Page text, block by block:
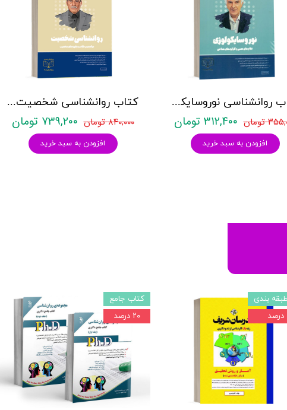
کتاب روانشناسی شخصیت نشر روان آموز زهرا ساعدی
۸۴۰,۰۰۰ تومان ۷۳۹,۲۰۰ تومان
افزودن به سبد خرید
کتاب روانشناسی نوروسایکولوژی نشر روان آموز حمیده نامداری
تومان ۳۱۲,۴۰۰ تومان
افزودن به سبد خرید
کتاب جامع
۲۰ درصد
بندی